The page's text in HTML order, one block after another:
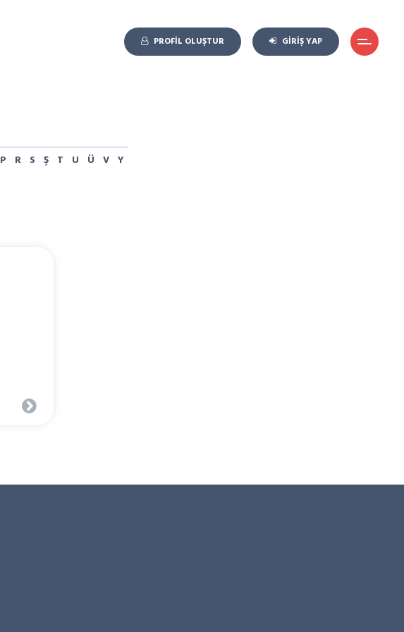
PROFIL OLUŞTUR GIRIŞ YAP
P R S Ş T U Ü V Y